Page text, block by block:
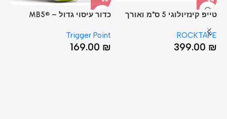
טייפ קינזיולוגי 5 ס"מ ואורך
LOGOBLACK
ROCKTAPE
399.00 ₪
כדור עיסוי גדול – MB5®
Trigger Point
169.00 ₪